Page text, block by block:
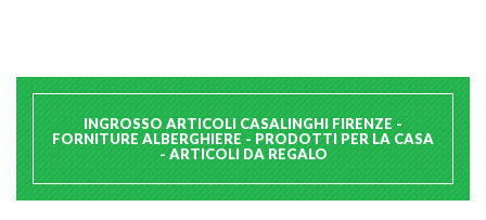
INGROSSO ARTICOLI CASALINGHI FIRENZE -
FORNITURE ALBERGHIERE - PRODOTTI PER LA CASA
- ARTICOLI DA REGALO